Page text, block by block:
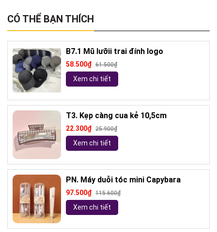
CÓ THỂ BẠN THÍCH
B7.1 Mũ lưỡii trai đính logo
58.500₫ 61.500₫
Xem chi tiết
T3. Kẹp càng cua kẻ 10,5cm
22.300₫ 25.900₫
Xem chi tiết
PN. Máy duỗi tóc mini Capybara
97.500₫ 115.600₫
Xem chi tiết